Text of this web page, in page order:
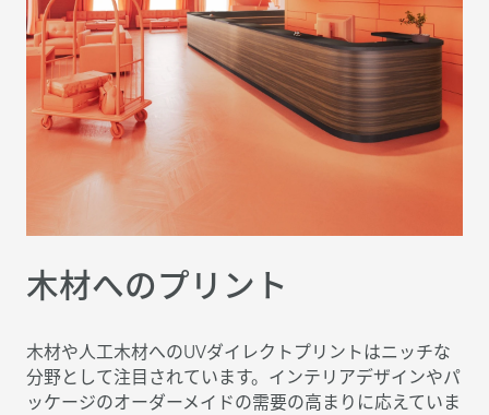
木材へのプリント
木材や人工木材へのUVダイレクトプリントはニッチな
分野として注目されています。インテリアデザインやパ
ッケージのオーダーメイドの需要の高まりに応えていま